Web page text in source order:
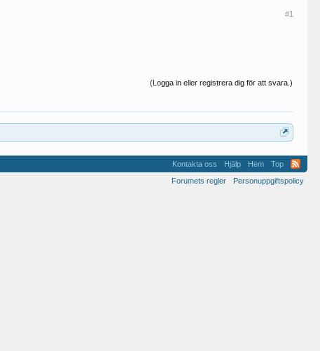
#1
(Logga in eller registrera dig för att svara.)
Kontakta oss Hjälp Hem
Top
Forumets regler
Personuppgiftspolicy